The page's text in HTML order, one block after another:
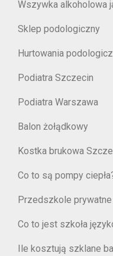
Wszywka alkoholowa
Sklep podologiczny
Hurtowania
Podiatra Szczecin
Podiatra Warszawa
Balon żołądkowy
Kostka brukowa
Co to są pompy
Przedszkole
Co to jest szkoła
Ile kosztują szklane